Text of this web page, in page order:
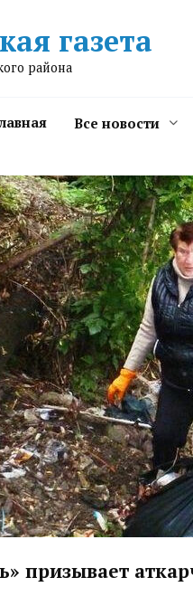
газета
района
Все новости
призывает